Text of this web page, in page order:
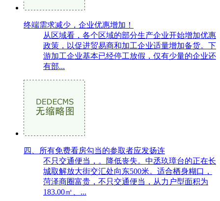
终端需求减少，企业优惠增加！
从区域看，各个区域的部分生产企业开始增加优惠
政策，以促进贸易商和加工企业适量增加备货。下
游加工企业基本已经停工放假，仅有少量的企业还
有部...
四、所有免费看房勾当的参取者应发扬连
不只交通便当，。降低丧失。中丞玖璋台的正在长
城取解放大街交汇处向东500米。适合栖身糊口，
菏泽商圈富贵，不只交通便当，从力户型面积为
183.00㎡、...